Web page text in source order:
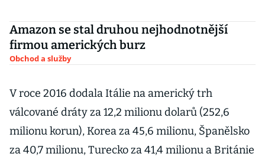
Amazon se stal druhou nejhodnotnější
firmou amerických burz
Obchod a služby
V roce 2016 dodala Itálie na americký trh
válcované dráty za 12,2 milionu dolarů (252,6
milionu korun), Korea za 45,6 milionu, Španělsko
za 40,7 milionu, Turecko za 41,4 milionu a Británie